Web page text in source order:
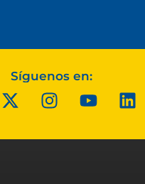
Síguenos en: